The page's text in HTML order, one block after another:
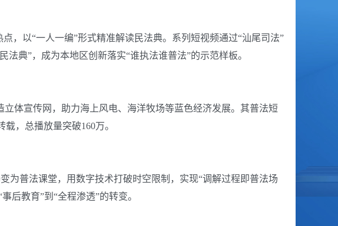
，以“一人一编”形式精准解读民法典。系列短视频通过“汕尾司法”
典”，成为本地区创新落实“谁执法谁普法”的示范样板。
体宣传网，助力海上风电、海洋牧场等蓝色经济发展。其普法短
，总播放量突破160万。
为普法课堂，用数字技术打破时空限制，实现“调解过程即普法场
后教育”到“全程渗透”的转变。